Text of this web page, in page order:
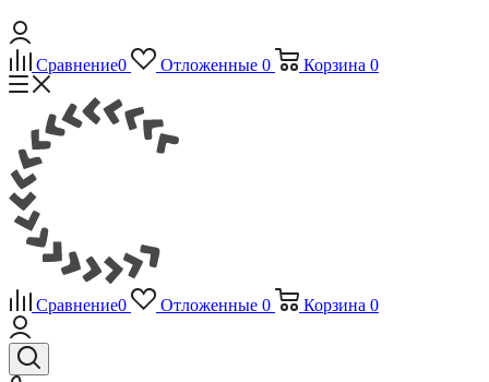
Сравнение0 Отложенные 0 Корзина 0
Сравнение0 Отложенные 0 Корзина 0